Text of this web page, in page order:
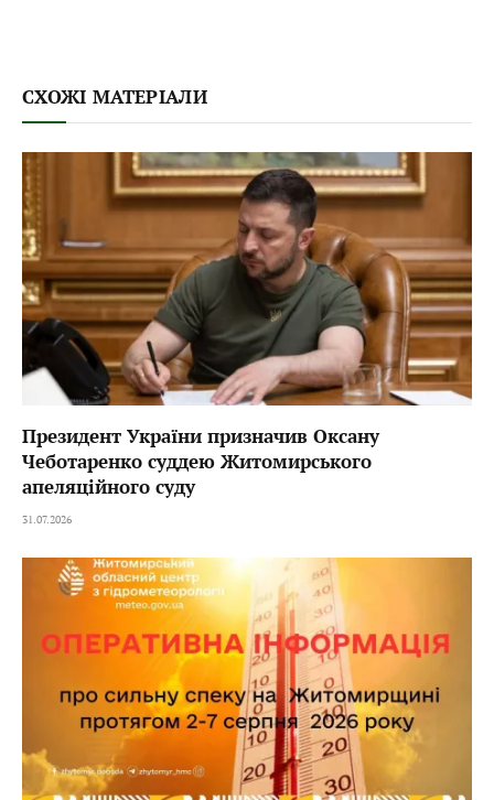
СХОЖІ МАТЕРІАЛИ
Президент України призначив Оксану
Чеботаренко суддею Житомирського
апеляційного суду
31.07.2026